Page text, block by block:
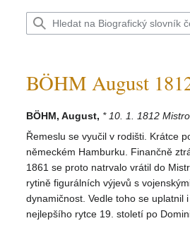
BÖHM August
BÖHM, August, * 10. 1. 1812
Řemeslu se vyučil v rodišti. Krátce
německém Hamburku. Finančně
1861 se proto natrvalo vrátil do
rytině figurálních výjevů s
dynamičnost. Vedle toho se
nejlepšího rytce 19. století po